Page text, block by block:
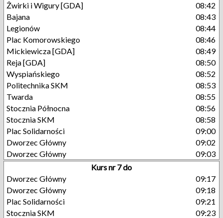
Żwirki i Wigury [GDA]
08:42
Bajana
08:43
Legionów
08:44
Plac Komorowskiego
08:46
Mickiewicza [GDA]
08:49
Reja [GDA]
08:50
Wyspiańskiego
08:52
Politechnika SKM
08:53
Twarda
08:55
Stocznia Północna
08:56
Stocznia SKM
08:58
Plac Solidarności
09:00
Dworzec Główny
09:02
Dworzec Główny
09:03
Kurs nr 7 do
Dworzec Główny
09:17
Dworzec Główny
09:18
Plac Solidarności
09:21
Stocznia SKM
09:23